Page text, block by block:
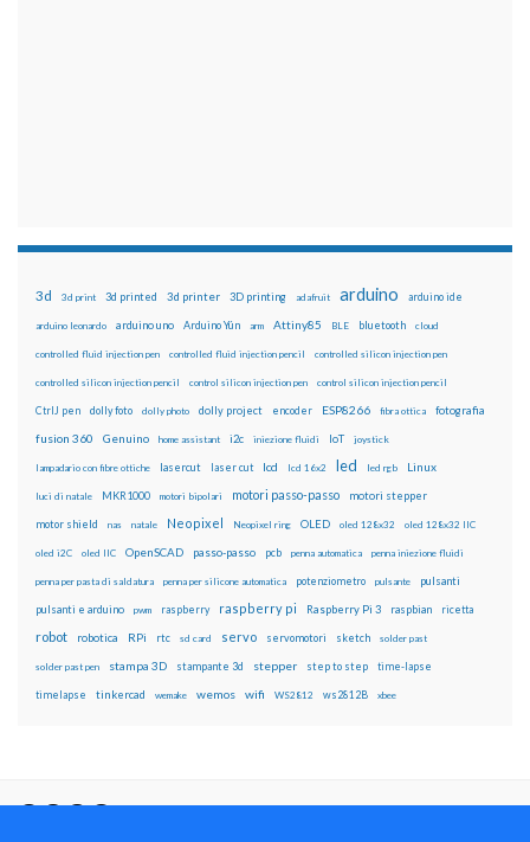
3d 3d print 3d printed 3d printer 3D printing adafruit arduino arduino ide
arduino leonardo arduino uno Arduino Yún arm Attiny85 BLE bluetooth cloud
controlled fluid injection pen controlled fluid injection pencil controlled silicon injection pen
controlled silicon injection pencil control silicon injection pen control silicon injection pencil
CtrlJ pen dolly foto dolly photo dolly project encoder ESP8266 fibra ottica fotografia
fusion 360 Genuino home assistant i2c iniezione fluidi IoT joystick
lampadario con fibre ottiche lasercut laser cut lcd lcd 16x2 led led rgb Linux
luci di natale MKR1000 motori bipolari motori passo-passo motori stepper
motor shield nas natale Neopixel Neopixel ring OLED oled 128x32 oled 128x32 IIC
oled i2C oled IIC OpenSCAD passo-passo pcb penna automatica penna iniezione fluidi
penna per pasta di saldatura penna per silicone automatica potenziometro pulsante pulsanti
pulsanti e arduino pwm raspberry raspberry pi Raspberry Pi 3 raspbian ricetta
robot robotica RPi rtc sd card servo servomotori sketch solder past
solder past pen stampa 3D stampante 3d stepper step to step time-lapse
timelapse tinkercad wemake wemos wifi WS2812 ws2812B xbee